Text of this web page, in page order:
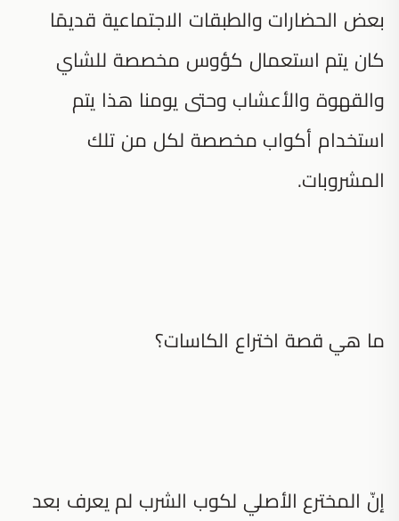
بعض الحضارات والطبقات الاجتماعية قديمًا
كان يتم استعمال كؤوس مخصصة للشاي
والقهوة والأعشاب وحتى يومنا هذا يتم
استخدام أكواب مخصصة لكل من تلك
المشروبات.
ما هي قصة اختراع الكاسات؟
إنّ المخترع الأصلي لكوب الشرب لم يعرف بعد